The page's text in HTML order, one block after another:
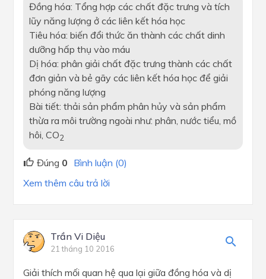
Đồng hóa: Tổng hợp các chất đặc trưng và tích
lũy năng lượng ở các liên kết hóa học
Tiêu hóa: biến đổi thức ăn thành các chất dinh
dưỡng hấp thụ vào máu
Dị hóa: phân giải chất đặc trưng thành các chất
đơn giản và bẻ gãy các liên kết hóa học để giải
phóng năng lượng
Bài tiết: thải sản phẩm phân hủy và sản phẩm
thừa ra môi trường ngoài như: phân, nước tiểu, mồ
hôi, CO2
Đúng 0 Bình luận (0)
Xem thêm câu trả lời
Trần Vi Diệu
21 tháng 10 2016
Giải thích mối quan hệ qua lại giữa đồng hóa và dị